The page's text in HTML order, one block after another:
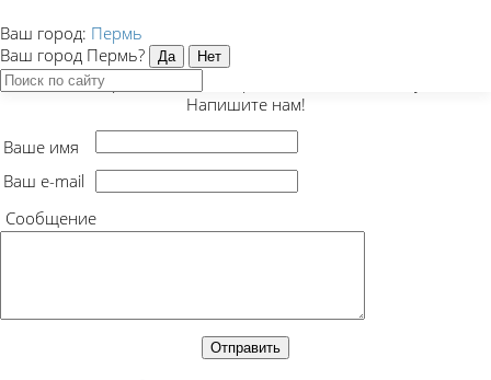
Есть предложение, вопрос или нашли ошибку?
Напишите нам!
Ваше имя
Ваш e-mail
Сообщение
Ваш город: Пермь
Ваш город Пермь?